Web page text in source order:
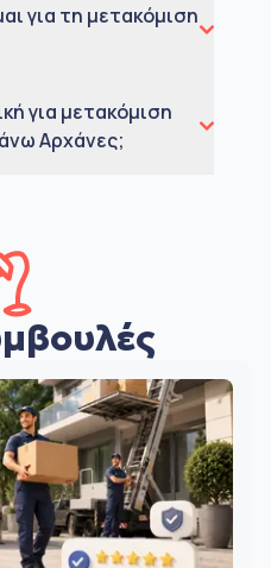
για τη μετακόμιση
για μετακόμιση
Αρχάνες;